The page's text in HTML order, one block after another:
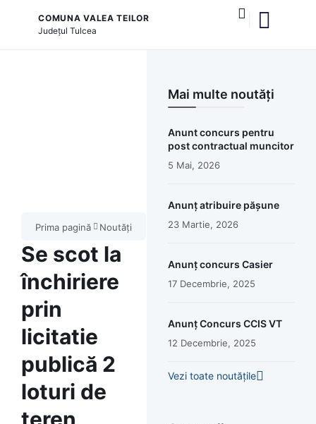
COMUNA VALEA TEILOR
JudețulTulcea
Prima pagină Noutăți
Se scot la
închiriere
prin
licitatie
publică 2
loturi de
Mai multe noutăți
Anunt concurs pentru
post contractual muncitor
5 Mai, 2026
Anunț atribuire pășune
23 Martie, 2026
Anunț concurs Casier
17 Decembrie, 2025
Anunț Concurs CCIS VT
12 Decembrie, 2025
Vezi toate noutățile